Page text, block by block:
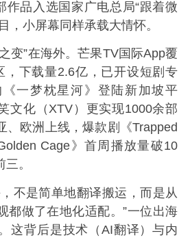
作品入选国家广电总局“跟着微
，小屏幕同样承载大情怀。
”在海外。芒果TV国际App覆
，下载量2.6亿，已开设短剧专
一梦枕星河》登陆新加坡平
文化（XTV）更实现1000余部
、欧洲上线，爆款剧《Trapped
Cage》首周播放量破10
。
是简单地翻译搬运，而是从
都做了在地化适配。”一位出海
这背后是技术（AI翻译）与内